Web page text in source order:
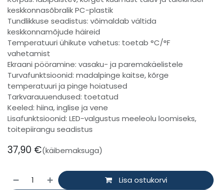
keskkonnasõbralik PC-plastik
Tundlikkuse seadistus: võimaldab vältida
keskkonnamõjude häireid
Temperatuuri ühikute vahetus: toetab °C/°F
vahetamist
Ekraani pööramine: vasaku- ja paremakäelistele
Turvafunktsioonid: madalpinge kaitse, kõrge
temperatuuri ja pinge hoiatused
Tarkvarauuendused: toetatud
Keeled: hiina, inglise ja vene
Lisafunktsioonid: LED-valgustus meeleolu loomiseks,
toitepiirangu seadistus
37,90 €(käibemaksuga)
Lisa ostukorvi